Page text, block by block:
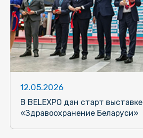
12.05.2026
В BELEXPO дан старт выставке
«Здравоохранение Беларуси»